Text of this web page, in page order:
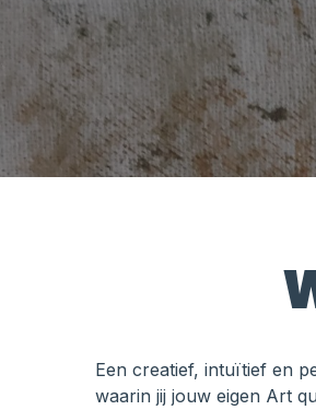
Een creatief, intuïtief en
waarin jij jouw eigen Art